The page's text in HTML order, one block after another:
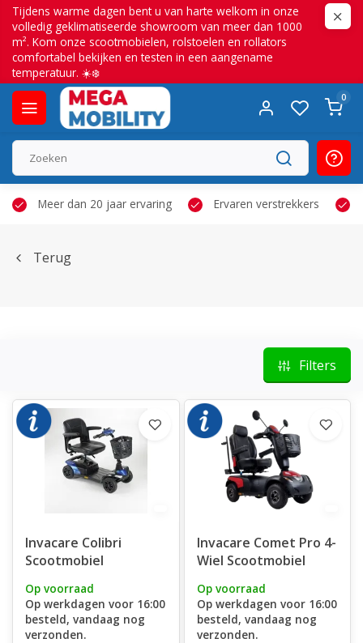
Tijdens warme dagen bent u van harte welkom in onze
volledig geklimatiseerde showroom van meer dan 1000
m². Kom onze scootmobielen, rolstoelen en rollators
comfortabel bekijken en testen in een aangename
temperatuur. ☀️❄️
0
Meer dan 20 jaar ervaring Ervaren verstrekkers
Terug
Filters
Invacare Colibri
Scootmobiel
Op voorraad
Op werkdagen voor 16:00
besteld, vandaag nog
verzonden.
Invacare Comet Pro 4-
Wiel Scootmobiel
Op voorraad
Op werkdagen voor 16:00
besteld, vandaag nog
verzonden.